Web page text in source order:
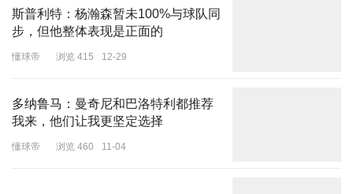
斯普利特：杨瀚森暂未100%与球队同
步，但他整体表现是正面的
懂球帝 浏览 415 12-29
多纳鲁马：曼奇尼和巴洛特利都推荐
我来，他们让我更坚定选择
懂球帝 浏览 460 11-04